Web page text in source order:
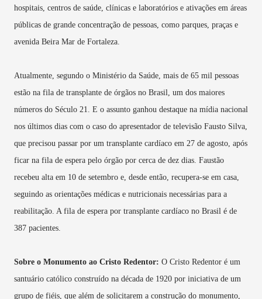
hospitais, centros de saúde, clínicas e laboratórios e ativações em áreas
públicas de grande concentração de pessoas, como parques, praças e
avenida Beira Mar de Fortaleza.
Atualmente, segundo o Ministério da Saúde, mais de 65 mil pessoas
estão na fila de transplante de órgãos no Brasil, um dos maiores
números do Século 21. E o assunto ganhou destaque na mídia nacional
nos últimos dias com o caso do apresentador de televisão Fausto Silva,
que precisou passar por um transplante cardíaco em 27 de agosto, após
ficar na fila de espera pelo órgão por cerca de dez dias. Faustão
recebeu alta em 10 de setembro e, desde então, recupera-se em casa,
seguindo as orientações médicas e nutricionais necessárias para a
reabilitação. A fila de espera por transplante cardíaco no Brasil é de
387 pacientes.
Sobre o Monumento ao Cristo Redentor: O Cristo Redentor é um
santuário católico construído na década de 1920 por iniciativa de um
grupo de fiéis, que além de solicitarem a construção do monumento,